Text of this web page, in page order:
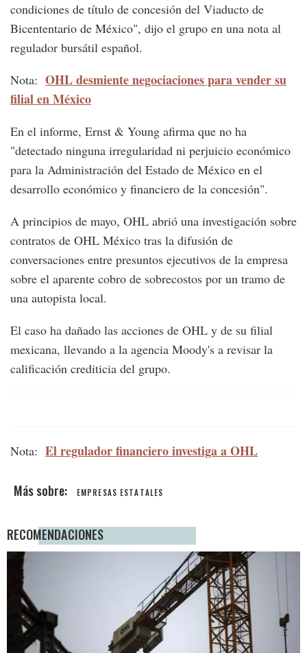
condiciones de título de concesión del Viaducto de
Bicententario de México", dijo el grupo en una nota al
regulador bursátil español.
Nota: OHL desmiente negociaciones para vender su
filial en México
En el informe, Ernst & Young afirma que no ha
"detectado ninguna irregularidad ni perjuicio económico
para la Administración del Estado de México en el
desarrollo económico y financiero de la concesión".
A principios de mayo, OHL abrió una investigación sobre
contratos de OHL México tras la difusión de
conversaciones entre presuntos ejecutivos de la empresa
sobre el aparente cobro de sobrecostos por un tramo de
una autopista local.
El caso ha dañado las acciones de OHL y de su filial
mexicana, llevando a la agencia Moody's a revisar la
calificación crediticia del grupo.
Nota: El regulador financiero investiga a OHL
EMPRESAS ESTATALES
RECOMENDACIONES